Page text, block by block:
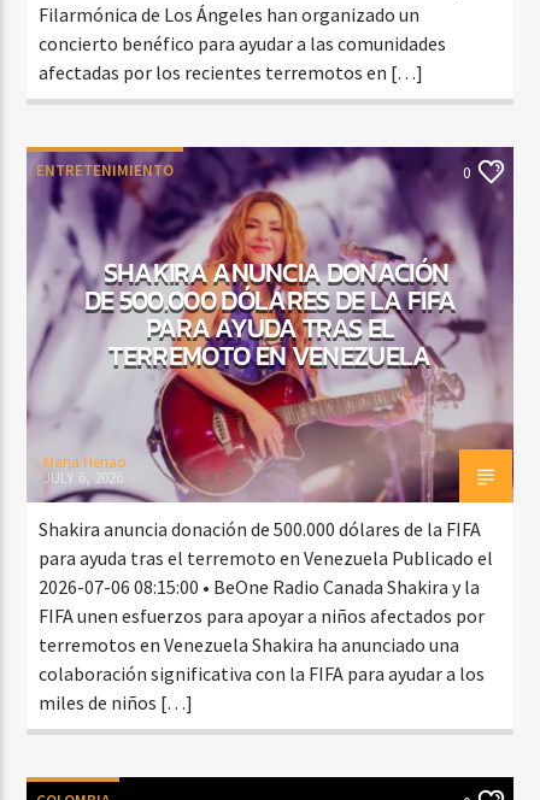
Filarmónica de Los Ángeles han organizado un
concierto benéfico para ayudar a las comunidades
afectadas por los recientes terremotos en […]
ENTRETENIMIENTO 0
SHAKIRA ANUNCIA DONACIÓN
DE 500.000 DÓLARES DE LA FIFA
PARA AYUDA TRAS EL
TERREMOTO EN VENEZUELA
Maria Henao
JULY 6, 2026
Shakira anuncia donación de 500.000 dólares de la FIFA
para ayuda tras el terremoto en Venezuela Publicado el
2026-07-06 08:15:00 • BeOne Radio Canada Shakira y la
FIFA unen esfuerzos para apoyar a niños afectados por
terremotos en Venezuela Shakira ha anunciado una
colaboración significativa con la FIFA para ayudar a los
miles de niños […]